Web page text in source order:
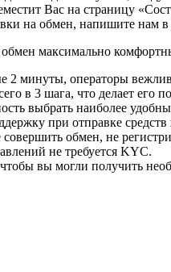
Вас на страницу
на обмен, напишите нам
обмен максимально
2 минуты, операторы
в 3 шага, что делает его
выбрать наиболее
при отправке
обмен, не
не требуется KYC.
вы могли получить